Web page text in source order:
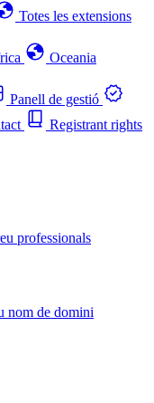
Totes les extensions
Oceania
Panell de gestió
Registrant rights
professionals
nom de domini